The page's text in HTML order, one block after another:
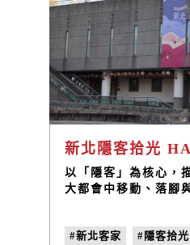
新北隱客拾光
以「隱客」為核心，
大都會中移動、落腳
#新北客家 #隱客拾光